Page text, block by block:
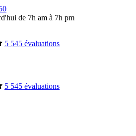
de 7h am à 7h pm
5 545 évaluations
5 545 évaluations